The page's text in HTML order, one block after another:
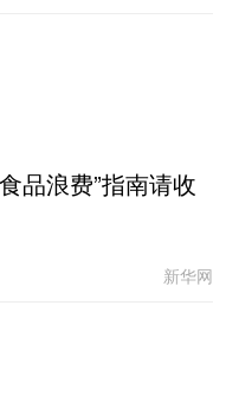
品浪费”指南请收
新华网